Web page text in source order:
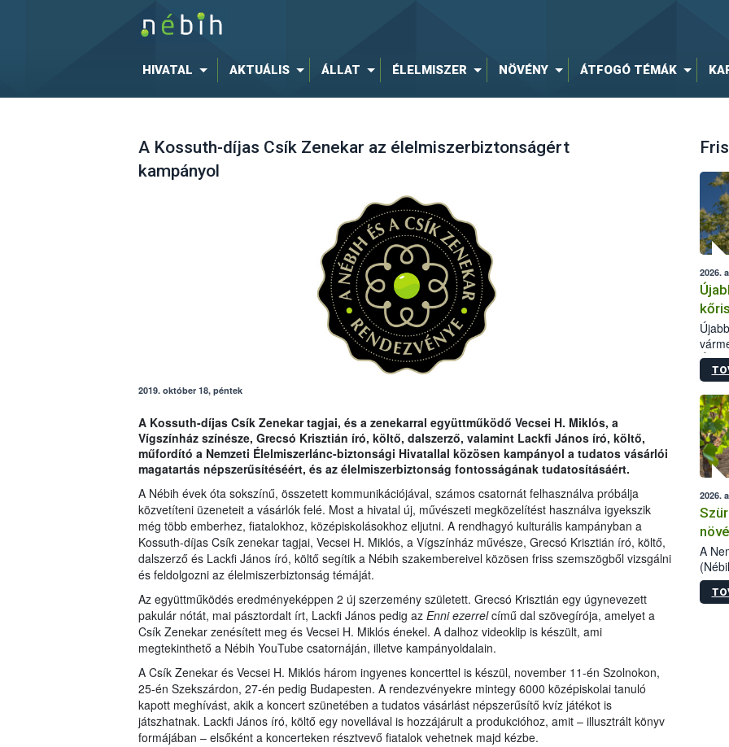
HIVATAL AKTUÁLIS ÁLLAT ÉLELMISZER NÖVÉNY ÁTFOGÓ TÉMÁK
A Kossuth-díjas Csík Zenekar az élelmiszerbiztonságért
kampányol
2019. október 18, péntek
A Kossuth-díjas Csík Zenekar tagjai, és a zenekarral együttműködő Vecsei H. Miklós, a
Vígszínház színésze, Grecsó Krisztián író, költő, dalszerző, valamint Lackfi János író, költő,
műfordító a Nemzeti Élelmiszerlánc-biztonsági Hivatallal közösen kampányol a tudatos vásárlói
magatartás népszerűsítéséért, és az élelmiszerbiztonság fontosságának tudatosításáért.
A Nébih évek óta sokszínű, összetett kommunikációjával, számos csatornát felhasználva próbálja
közvetíteni üzeneteit a vásárlók felé. Most a hivatal új, művészeti megközelítést használva igyekszik
még több emberhez, fiatalokhoz, középiskolásokhoz eljutni. A rendhagyó kulturális kampányban a
Kossuth-díjas Csík zenekar tagjai, Vecsei H. Miklós, a Vígszínház művésze, Grecsó Krisztián író, költő,
dalszerző és Lackfi János író, költő segítik a Nébih szakembereivel közösen friss szemszögből vizsgálni
és feldolgozni az élelmiszerbiztonság témáját.
Az együttműködés eredményeképpen 2 új szerzemény született. Grecsó Krisztián egy úgynevezett
pakulár nótát, mai pásztordalt írt, Lackfi János pedig az Enni ezerrelcímű dal szövegírója, amelyet a
Csík Zenekar zenésített meg és Vecsei H. Miklós énekel. A dalhoz videoklip is készült, ami
megtekinthető a Nébih YouTube csatornáján, illetve kampányoldalain.
A Csík Zenekar és Vecsei H. Miklós három ingyenes koncerttel is készül, november 11-én Szolnokon,
25-én Szekszárdon, 27-én pedig Budapesten. A rendezvényekre mintegy 6000 középiskolai tanuló
kapott meghívást, akik a koncert szünetében a tudatos vásárlást népszerűsítő kvíz játékot is
játszhatnak. Lackfi János író, költő egy novellával is hozzájárult a produkcióhoz, amit – illusztrált könyv
formájában – elsőként a koncerteken résztvevő fiatalok vehetnek majd kézbe.
2026.
2026.
A